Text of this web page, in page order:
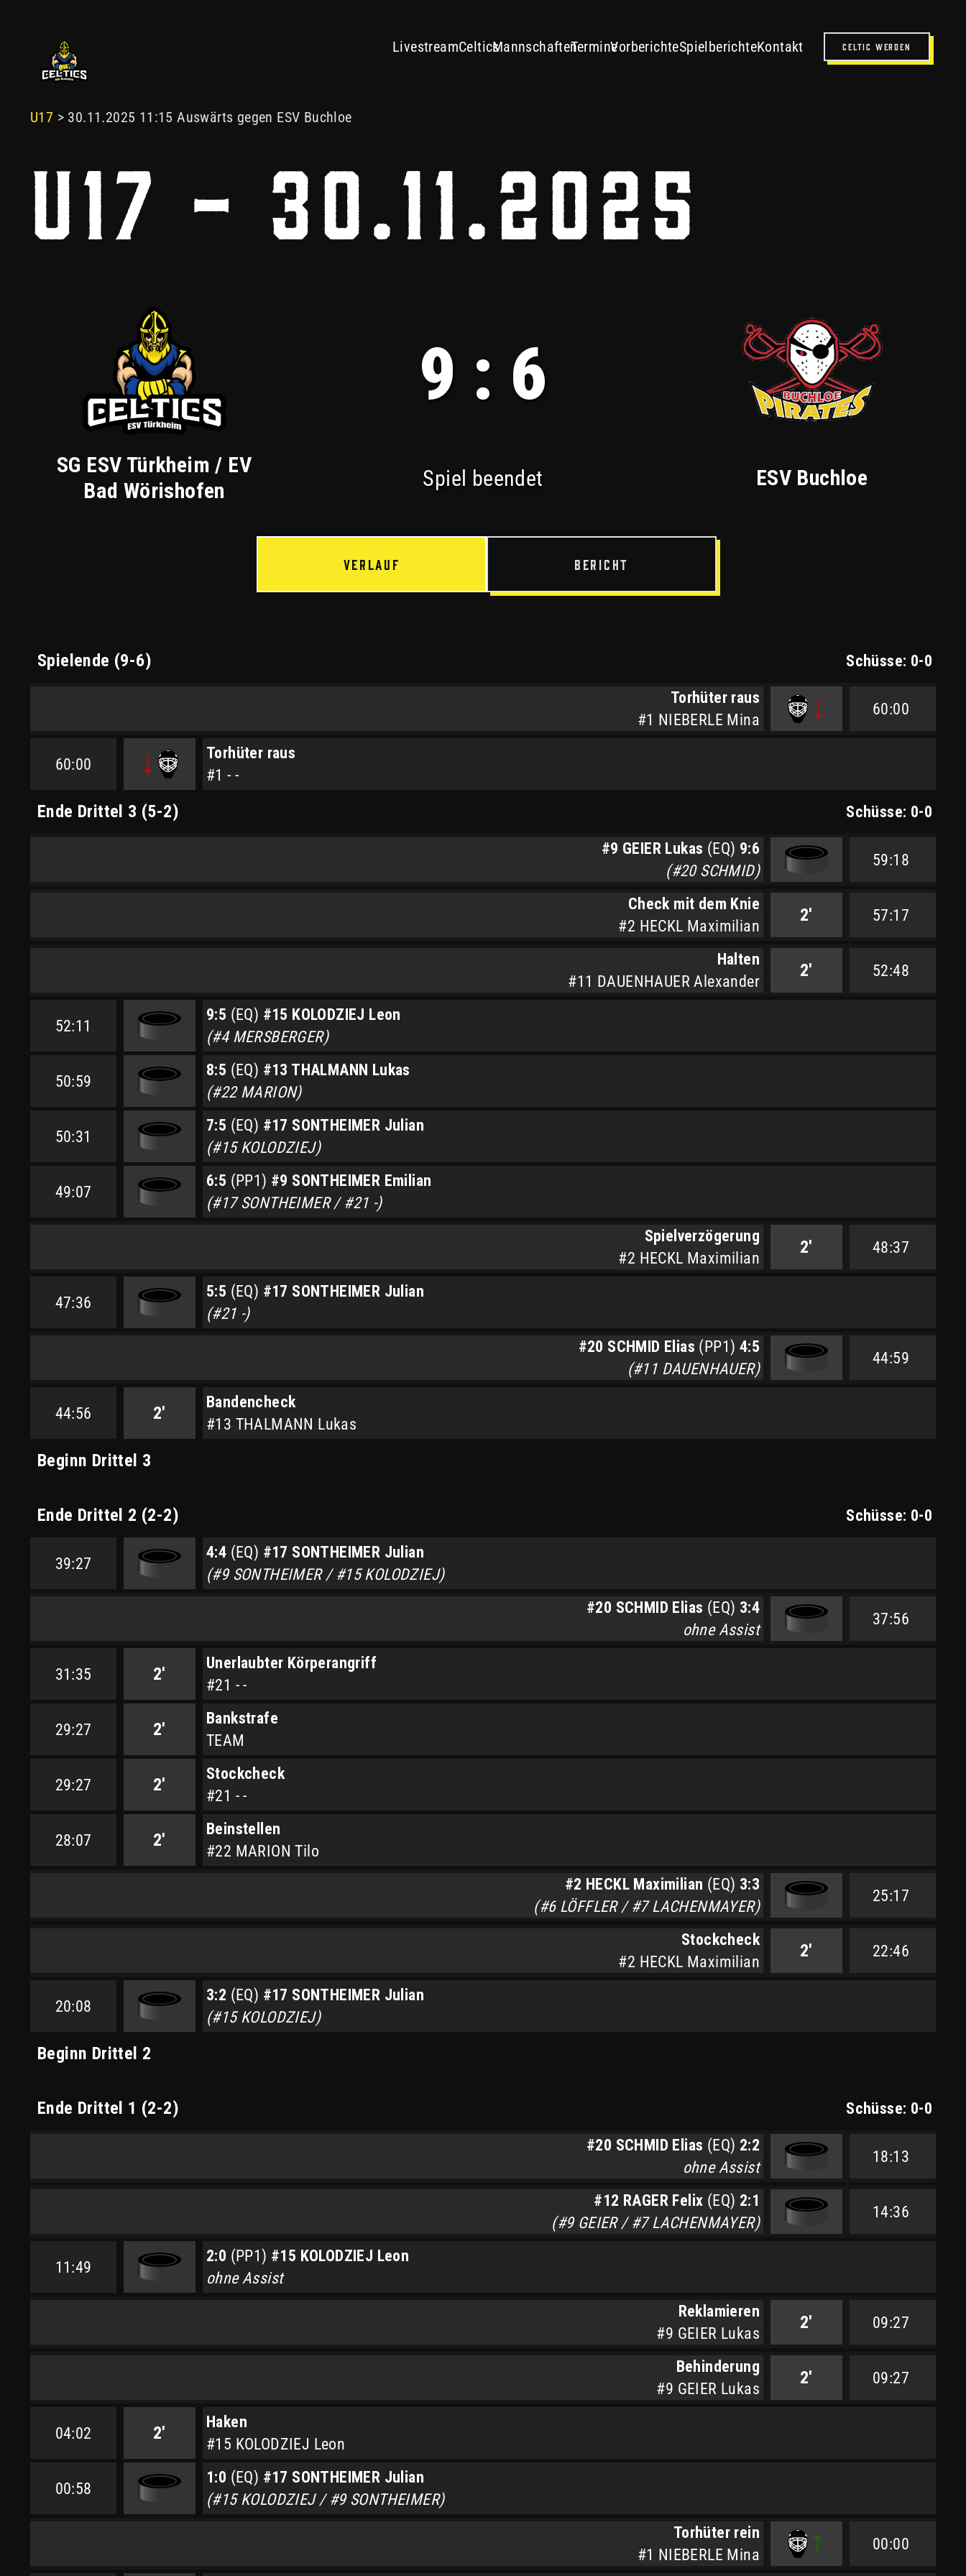
LivestreamCelticsMannschaftenTermineVorberichteSpielberichteKontakt Celtic werden
U17 > 30.11.2025 11:15 Auswärts gegen ESV Buchloe
U17 - 30.11.2025
9 : 6
SG ESV Türkheim / EV
Bad Wörishofen
Spiel beendet ESV Buchloe
Verlauf Bericht
Spielende (9-6) Schüsse: 0-0
60:00
Torhüter raus
#1 NIEBERLE Mina
60:00
Torhüter raus
#1 - -
Ende Drittel 3 (5-2) Schüsse: 0-0
59:18
#9 GEIER Lukas (EQ) 9:6
(#20 SCHMID)
57:17
2'
Check mit dem Knie
#2 HECKL Maximilian
52:48
2'
Halten
#11 DAUENHAUER Alexander
52:11
9:5 (EQ) #15 KOLODZIEJ Leon
(#4 MERSBERGER)
50:59
8:5 (EQ) #13 THALMANN Lukas
(#22 MARION)
50:31
7:5 (EQ) #17 SONTHEIMER Julian
(#15 KOLODZIEJ)
49:07
6:5 (PP1) #9 SONTHEIMER Emilian
(#17 SONTHEIMER / #21 -)
48:37
2'
Spielverzögerung
#2 HECKL Maximilian
47:36
5:5 (EQ) #17 SONTHEIMER Julian
(#21 -)
44:59
#20 SCHMID Elias (PP1) 4:5
(#11 DAUENHAUER)
44:56 2'
Bandencheck
#13 THALMANN Lukas
Beginn Drittel 3
Ende Drittel 2 (2-2) Schüsse: 0-0
39:27
4:4 (EQ) #17 SONTHEIMER Julian
(#9 SONTHEIMER / #15 KOLODZIEJ)
37:56
#20 SCHMID Elias (EQ) 3:4
ohne Assist
31:35 2'
Unerlaubter Körperangriff
#21 - -
29:27 2'
Bankstrafe
TEAM
29:27 2'
Stockcheck
#21 - -
28:07 2'
Beinstellen
#22 MARION Tilo
25:17
#2 HECKL Maximilian (EQ) 3:3
(#6 LÖFFLER / #7 LACHENMAYER)
22:46
2'
Stockcheck
#2 HECKL Maximilian
20:08
3:2 (EQ) #17 SONTHEIMER Julian
(#15 KOLODZIEJ)
Beginn Drittel 2
Ende Drittel 1 (2-2) Schüsse: 0-0
18:13
#20 SCHMID Elias (EQ) 2:2
ohne Assist
14:36
#12 RAGER Felix (EQ) 2:1
(#9 GEIER / #7 LACHENMAYER)
11:49
2:0 (PP1) #15 KOLODZIEJ Leon
ohne Assist
09:27
2'
Reklamieren
#9 GEIER Lukas
09:27
2'
Behinderung
#9 GEIER Lukas
04:02 2'
Haken
#15 KOLODZIEJ Leon
00:58
1:0 (EQ) #17 SONTHEIMER Julian
(#15 KOLODZIEJ / #9 SONTHEIMER)
00:00
Torhüter rein
#1 NIEBERLE Mina